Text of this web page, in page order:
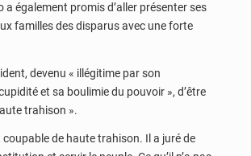
a également promis d’aller présenter ses
familles des disparus avec une forte
devenu « illégitime par son
et sa boulimie du pouvoir », d’être
trahison ».
coupable de haute trahison. Il a juré de